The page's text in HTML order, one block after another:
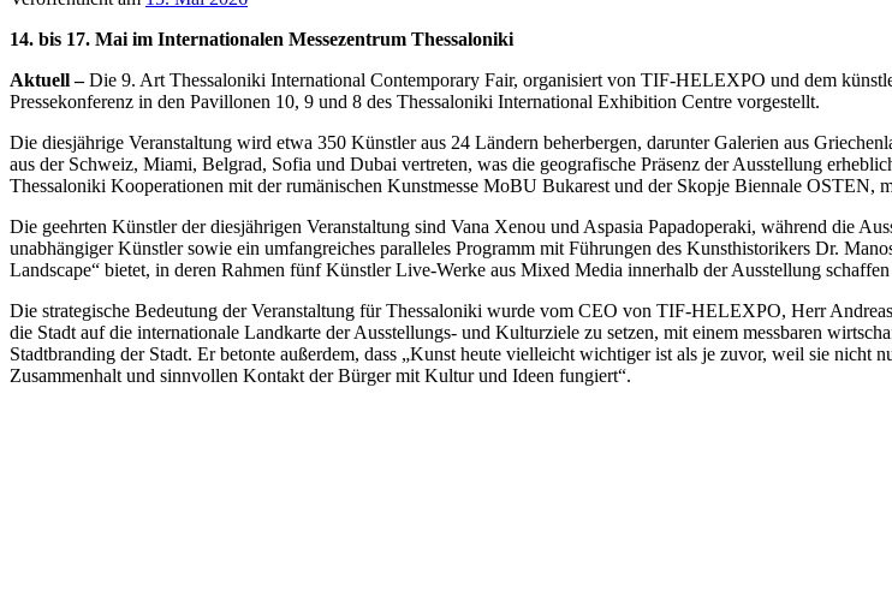
14. bis 17. Mai im Internationalen Messezentrum Thessaloniki
Aktuell –Die 9. Art Thessaloniki International Contemporary Fair, organisiert von TIF-HELEXPO und dem
Pressekonferenz in den Pavillonen 10, 9 und 8 des Thessaloniki International Exhibition Centre vorgestellt.
Die diesjährige Veranstaltung wird etwa 350 Künstler aus 24 Ländern beherbergen, darunter Galerien aus
aus der Schweiz, Miami, Belgrad, Sofia und Dubai vertreten, was die geografische Präsenz der Ausstellung
Thessaloniki Kooperationen mit der rumänischen Kunstmesse MoBU Bukarest und der Skopje Biennale OSTEN,
Die geehrten Künstler der diesjährigen Veranstaltung sind Vana Xenou und Aspasia Papadoperaki, während die
unabhängiger Künstler sowie ein umfangreiches paralleles Programm mit Führungen des Kunsthistorikers Dr.
Landscape“ bietet, in deren Rahmen fünf Künstler Live-Werke aus Mixed Media innerhalb der Ausstellung
Die strategische Bedeutung der Veranstaltung für Thessaloniki wurde vom CEO von TIF-HELEXPO, Herr
die Stadt auf die internationale Landkarte der Ausstellungs- und Kulturziele zu setzen, mit einem messbaren
Stadtbranding der Stadt. Er betonte außerdem, dass „Kunst heute vielleicht wichtiger ist als je zuvor, weil sie
Zusammenhalt und sinnvollen Kontakt der Bürger mit Kultur und Ideen fungiert“.